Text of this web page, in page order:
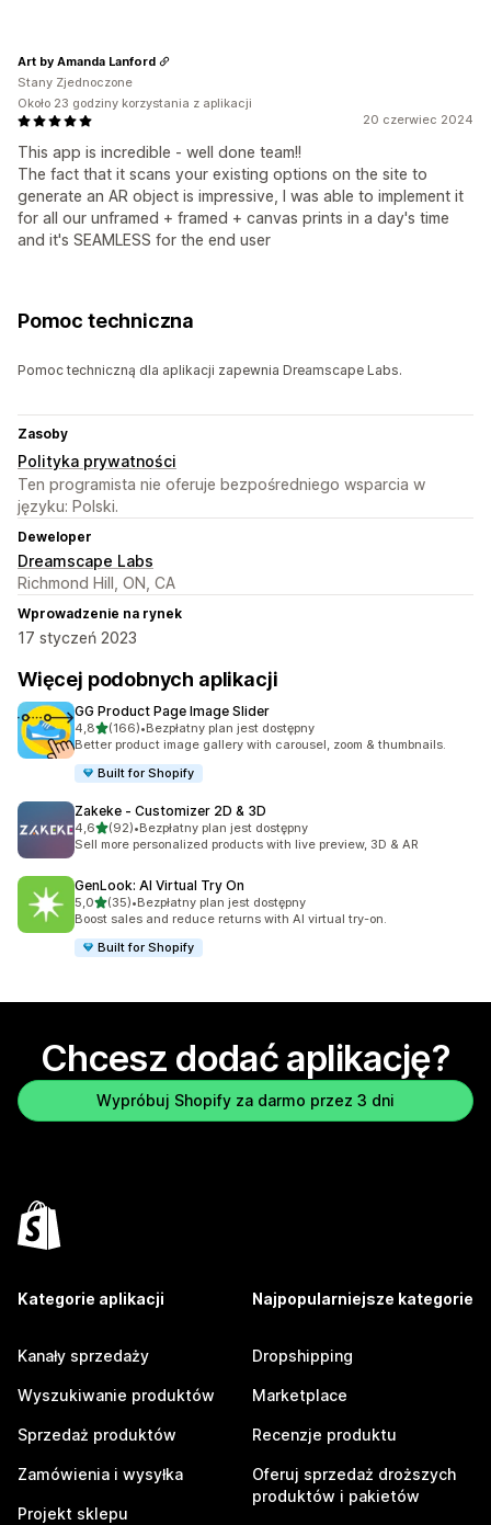
20 czerwiec 2024
This app is incredible - well done team!!
The fact that it scans your existing options on the site to
generate an AR object is impressive, I was able to implement it
for all our unframed + framed + canvas prints in a day's time
and it's SEAMLESS for the end user
Art by Amanda Lanford
Stany Zjednoczone
Około 23 godziny korzystania z aplikacji
Pomoc techniczna
Pomoc techniczną dla aplikacji zapewnia Dreamscape Labs.
Zasoby
Polityka prywatności
Ten programista nie oferuje bezpośredniego wsparcia w
języku: Polski.
Deweloper
Dreamscape Labs
Richmond Hill, ON, CA
Wprowadzenie na rynek
17 styczeń 2023
Więcej podobnych aplikacji
GG Product Page Image Slider
4,8na 5 gwiazdek
(166)
Łączna liczba recenzji: 166
•Bezpłatny plan jest dostępny
Better product image gallery with carousel, zoom & thumbnails.
Built for Shopify
Zakeke ‑ Customizer 2D & 3D
4,6na 5 gwiazdek
(92)
Łączna liczba recenzji: 92
•Bezpłatny plan jest dostępny
Sell more personalized products with live preview, 3D & AR
GenLook: AI Virtual Try On
5,0na 5 gwiazdek
(35)
Łączna liczba recenzji: 35
•Bezpłatny plan jest dostępny
Boost sales and reduce returns with AI virtual try-on.
Built for Shopify
Chcesz dodać aplikację?
Wypróbuj Shopify za darmo przez 3 dni
Kategorie aplikacji
Kanały sprzedaży
Wyszukiwanie produktów
Sprzedaż produktów
Zamówienia i wysyłka
Projekt sklepu
Najpopularniejsze kategorie
Dropshipping
Marketplace
Recenzje produktu
Oferuj sprzedaż droższych
produktów i pakietów